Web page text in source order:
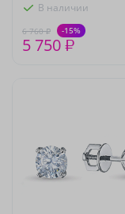
В наличии
6 760 ₽ -15%
5 750 ₽